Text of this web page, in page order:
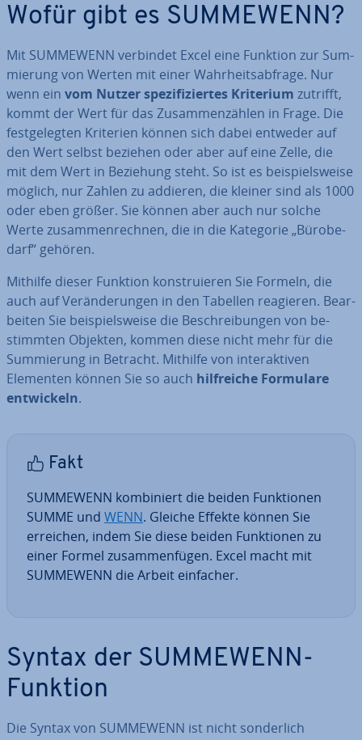
Wofür gibt es SUMMEWENN?
Mit SUMMEWENN verbindet Excel eine Funktion zur Sum­
mie­rung von Werten mit einer Wahr­heits­ab­fra­ge. Nur
wenn ein vom Nutzer spe­zi­fi­zier­tes Kriterium zutrifft,
kommt der Wert für das Zu­sam­men­zäh­len in Frage. Die
fest­ge­leg­ten Kriterien können sich dabei entweder auf
den Wert selbst beziehen oder aber auf eine Zelle, die
mit dem Wert in Beziehung steht. So ist es bei­spiels­wei­se
möglich, nur Zahlen zu addieren, die kleiner sind als 1000
oder eben größer. Sie können aber auch nur solche
Werte zu­sam­men­rech­nen, die in die Kategorie „Bü­ro­be­
darf“ gehören.
Mithilfe dieser Funktion kon­stru­ie­ren Sie Formeln, die
auch auf Ver­än­de­run­gen in den Tabellen reagieren. Be­ar­
bei­ten Sie bei­spiels­wei­se die Be­schrei­bun­gen von be­
stimm­ten Objekten, kommen diese nicht mehr für die
Sum­mie­rung in Betracht. Mithilfe von in­ter­ak­ti­ven
Elementen können Sie so auch hilf­rei­che Formulare
ent­wi­ckeln.
Fakt
SUMMEWENN kom­bi­niert die beiden Funk­tio­nen
SUMME und WENN. Gleiche Effekte können Sie
erreichen, indem Sie diese beiden Funk­tio­nen zu
einer Formel zu­sam­men­fü­gen. Excel macht mit
SUMMEWENN die Arbeit einfacher.
Syntax der SUMMEWENN-
Funktion
Die Syntax von SUMMEWENN ist nicht son­der­lich